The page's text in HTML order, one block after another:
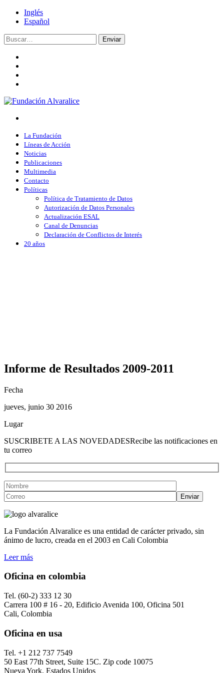
Inglés
Español
Enviar
La Fundación
Líneas de Acción
Noticias
Publicaciones
Multimedia
Contacto
Políticas
Política de Tratamiento de Datos
Autorización de Datos Personales
Actualización ESAL
Canal de Denuncias
Declaración de Conflictos de Interés
20 años
Informe de Resultados 2009-2011
Fecha
jueves, junio 30 2016
Lugar
SUSCRIBETE A LAS NOVEDADESRecibe las notificaciones en
tu correo
La Fundación Alvaralice es una entidad de carácter privado, sin
ánimo de lucro, creada en el 2003 en Cali Colombia
Leer más
Oficina en colombia
Tel. (60-2) 333 12 30
Carrera 100 # 16 - 20, Edificio Avenida 100, Oficina 501
Cali, Colombia
Oficina en usa
Tel. +1 212 737 7549
50 East 77th Street, Suite 15C. Zip code 10075
Nueva York, Estados Unidos